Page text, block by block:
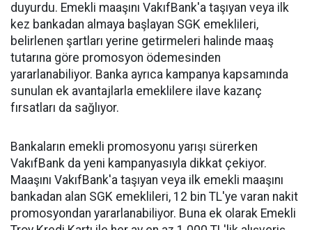
duyurdu. Emekli maaşını VakıfBank'a taşıyan veya ilk
kez bankadan almaya başlayan SGK emeklileri,
belirlenen şartları yerine getirmeleri halinde maaş
tutarına göre promosyon ödemesinden
yararlanabiliyor. Banka ayrıca kampanya kapsamında
sunulan ek avantajlarla emeklilere ilave kazanç
fırsatları da sağlıyor.
Bankaların emekli promosyonu yarışı sürerken
VakıfBank da yeni kampanyasıyla dikkat çekiyor.
Maaşını VakıfBank'a taşıyan veya ilk emekli maaşını
bankadan alan SGK emeklileri, 12 bin TL'ye varan nakit
promosyondan yararlanabiliyor. Buna ek olarak Emekli